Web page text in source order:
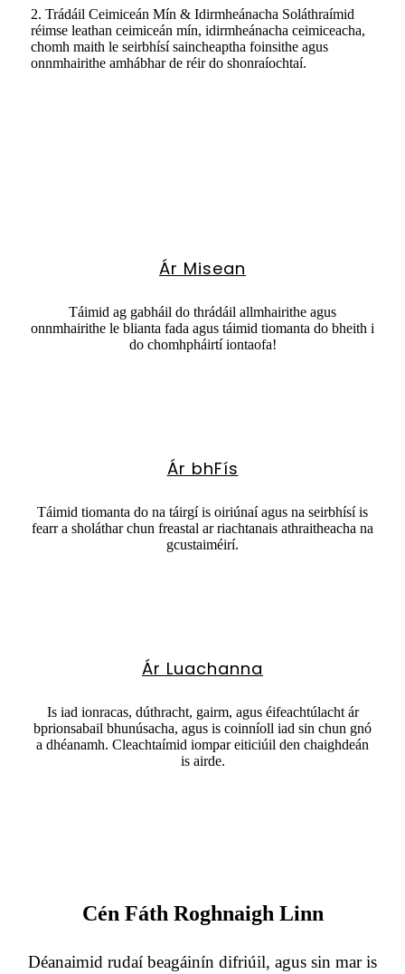
2. Trádáil Ceimiceán Mín & Idirmheánacha Soláthraímid
réimse leathan ceimiceán mín, idirmheánacha ceimiceacha,
chomh maith le seirbhísí saincheaptha foinsithe agus
onnmhairithe amhábhar de réir do shonraíochtaí.
Ár Misean
Táimid ag gabháil do thrádáil allmhairithe agus
onnmhairithe le blianta fada agus táimid tiomanta do bheith i
do chomhpháirtí iontaofa!
Ár bhFís
Táimid tiomanta do na táirgí is oiriúnaí agus na seirbhísí is
fearr a sholáthar chun freastal ar riachtanais athraitheacha na
gcustaiméirí.
Ár Luachanna
Is iad ionracas, dúthracht, gairm, agus éifeachtúlacht ár
bprionsabail bhunúsacha, agus is coinníoll iad sin chun gnó
a dhéanamh. Cleachtaímid iompar eiticiúil den chaighdeán
is airde.
Cén Fáth Roghnaigh Linn
Déanaimid rudaí beagáinín difriúil, agus sin mar is